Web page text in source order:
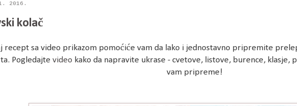
2016.
kolač
recept sa video prikazom pomoćiće vam da lako i jednostavno pripremite
Pogledajte video kako da napravite ukrase - cvetove, listove, burence, klasje,
vam pripreme!